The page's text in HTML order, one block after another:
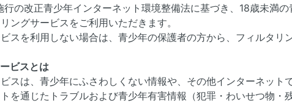
の改正青少年インターネット環境整備法に基づき、18歳未満
ングサービスをご利用いただきます。
スを利用しない場合は、青少年の保護者の方から、フィルタリ
ビスとは
スは、青少年にふさわしくない情報や、その他インターネット
を通じたトラブルおよび青少年有害情報（犯罪・わいせつ物・